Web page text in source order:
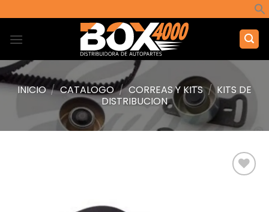
al
contenido
INICIO / CATALOGO / CORREAS Y KITS / KITS DE
DISTRIBUCION